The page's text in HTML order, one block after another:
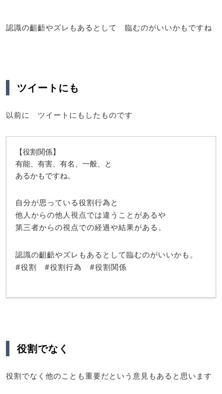
認識の齟齬やズレもあるとして 臨むのがいいかもですね
ツイートにも
以前に ツイートにもしたものです
【役割関係】
有能、有害、有名、一般、と
あるかもですね。
自分が思っている役割行為と
他人からの他人視点では違うことがあるや
第三者からの視点での経過や結果がある。
認識の齟齬やズレもあるとして臨むのがいいかも。
#役割 #役割行為 #役割関係
役割でなく
役割でなく他のことも重要だという意見もあると思います